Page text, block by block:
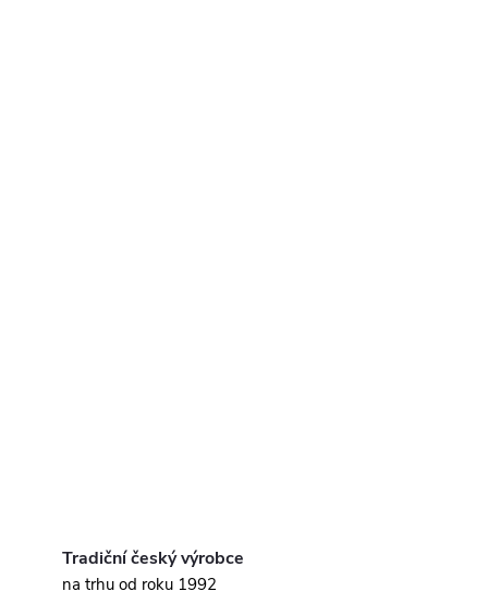
Tradiční český výrobce
na trhu od roku 1992